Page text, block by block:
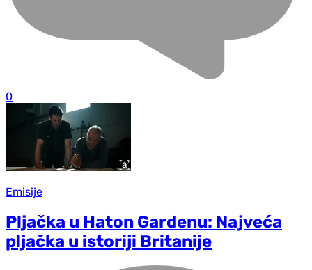
0
Emisije
Pljačka u Haton Gardenu: Najveća
pljačka u istoriji Britanije